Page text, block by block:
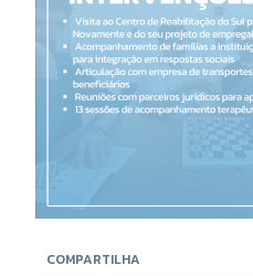
COMPARTILHA